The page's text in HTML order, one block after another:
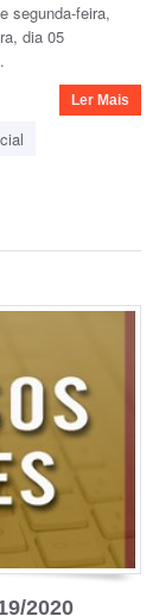
segunda-feira,
dia 05
Ler Mais
2020